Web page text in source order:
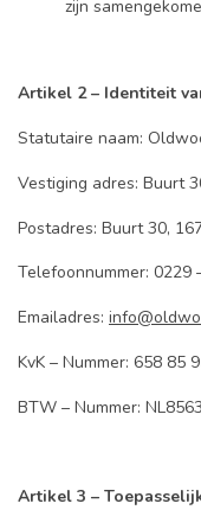
zijn
Artikel 2 – Identiteit
Statutaire naam:
Vestiging adres: Buurt
Postadres: Buurt 30,
Telefoonnummer: 0229
Emailadres:
KvK – Nummer: 658 85
BTW – Nummer:
Artikel 3 –